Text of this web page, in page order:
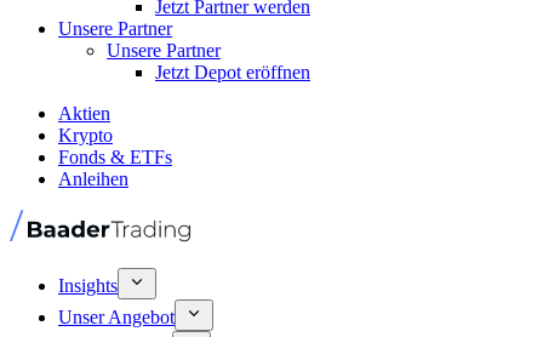
Jetzt Partner werden
Unsere Partner
Unsere Partner
Jetzt Depot eröffnen
Aktien
Krypto
Fonds & ETFs
Anleihen
Insights
Unser Angebot